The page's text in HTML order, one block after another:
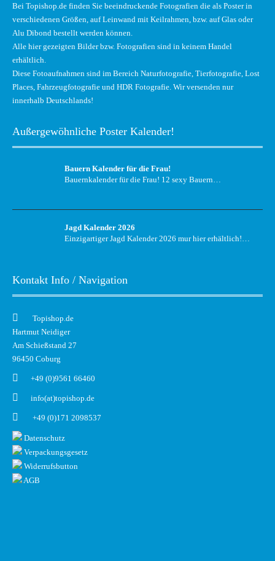
Bei Topishop.de finden Sie beeindruckende Fotografien die als Poster in
verschiedenen Größen, auf Leinwand mit Keilrahmen, bzw. auf Glas oder
Alu Dibond bestellt werden können.
Alle hier gezeigten Bilder bzw. Fotografien sind in keinem Handel
erhältlich.
Diese Fotoaufnahmen sind im Bereich Naturfotografie, Tierfotografie, Lost
Places, Fahrzeugfotografie und HDR Fotografie. Wir versenden nur
innerhalb Deutschlands!
Außergewöhnliche Poster Kalender!
Bauern Kalender für die Frau!
Bauernkalender für die Frau! 12 sexy Bauern…
Jagd Kalender 2026
Einzigartiger Jagd Kalender 2026 mur hier erhältlich!…
Kontakt Info / Navigation
Topishop.de
Hartmut Neidiger
Am Schießstand 27
96450 Coburg
+49 (0)9561 66460
info(at)topishop.de
+49 (0)171 2098537
Datenschutz
Verpackungsgesetz
Widerrufsbutton
AGB